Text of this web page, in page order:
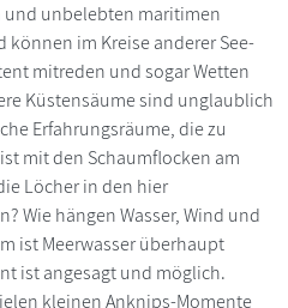
und unbelebten maritimen
im Kreise anderer See-
mitreden und sogar Wetten
Küstensäume sind unglaublich
Erfahrungsräume, die zu
mit den Schaumflocken am
Löcher in den hier
Wie hängen Wasser, Wind und
ist Meerwasser überhaupt
ist angesagt und möglich.
kleinen Anknips-Momente